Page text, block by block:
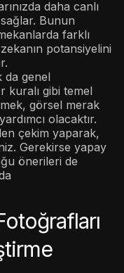
daha canlı
Bunun
farklı
potansiyelini
da genel
kuralı gibi temel
görsel merak
olacaktır.
çekim yaparak,
Gerekirse yapay
önerileri de